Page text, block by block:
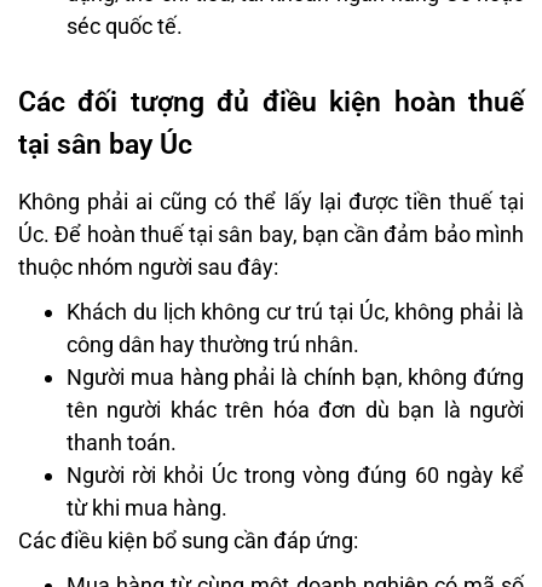
séc quốc tế.
Các đối tượng đủ điều kiện hoàn thuế
tại sân bay Úc
Không phải ai cũng có thể lấy lại được tiền thuế tại
Úc. Để hoàn thuế tại sân bay, bạn cần đảm bảo mình
thuộc nhóm người sau đây:
Khách du lịch không cư trú tại Úc, không phải là
công dân hay thường trú nhân.
Người mua hàng phải là chính bạn, không đứng
tên người khác trên hóa đơn dù bạn là người
thanh toán.
Người rời khỏi Úc trong vòng đúng 60 ngày kể
từ khi mua hàng.
Các điều kiện bổ sung cần đáp ứng: